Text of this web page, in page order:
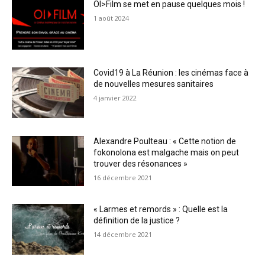
OI>Film se met en pause quelques mois !
1 août 2024
Covid19 à La Réunion : les cinémas face à
de nouvelles mesures sanitaires
4 janvier 2022
Alexandre Poulteau : « Cette notion de
fokonolona est malgache mais on peut
trouver des résonances »
16 décembre 2021
« Larmes et remords » : Quelle est la
définition de la justice ?
14 décembre 2021